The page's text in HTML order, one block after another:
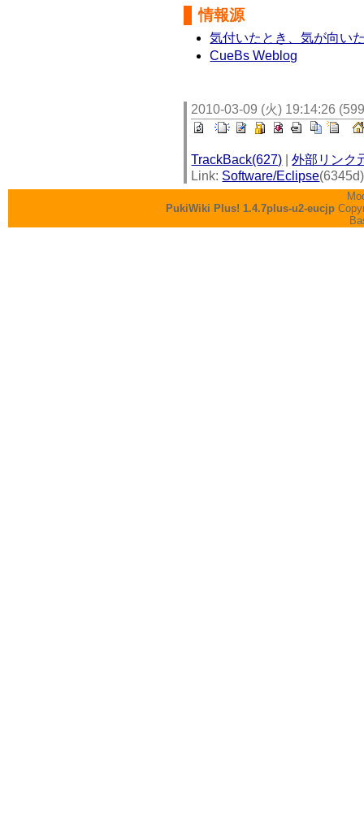
情報源
気付いたとき、気が向い
CueBs Weblog
2010-03-09 (火) 19:14:26
TrackBack(627) |外部リンク
Link: Software/Eclipse
PukiWiki Plus! 1.4.7plus-u2-eucjp